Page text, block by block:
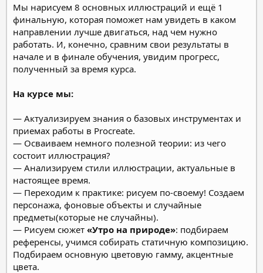
Мы нарисуем 8 основных иллюстраций и ещё 1
финальную, которая поможет нам увидеть в каком
направлении лучше двигаться, над чем нужно
работать. И, конечно, сравним свои результаты в
начале и в финале обучения, увидим прогресс,
полученный за время курса.
На курсе мы:
— Актуализируем знания о базовых инструментах и
приемах работы в Procreate.
— Осваиваем немного полезной теории: из чего
состоит иллюстрация?
— Анализируем стили иллюстрации, актуальные в
настоящее время.
— Переходим к практике: рисуем по-своему! Создаем
персонажа, фоновые объекты и случайные
предметы(которые не случайны).
— Рисуем сюжет «Утро на природе»: подбираем
референсы, учимся собирать статичную композицию.
Подбираем основную цветовую гамму, акцентные
цвета.